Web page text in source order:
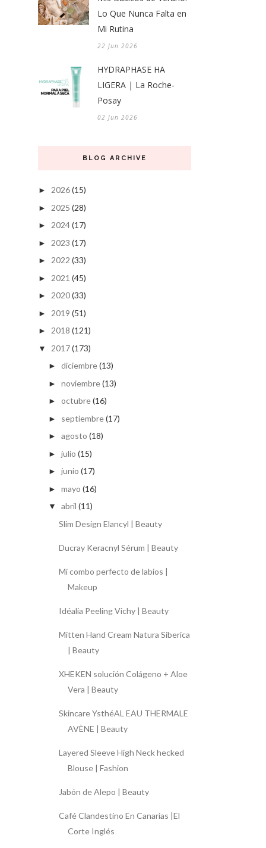
Lo Que Nunca Falta en
Mi Rutina
22 Jun 2026
HYDRAPHASE HA
LIGERA | La Roche-
Posay
02 Jun 2026
BLOG ARCHIVE
► 2026(15)
► 2025 (28)
► 2024(17)
► 2023 (17)
► 2022 (33)
► 2021 (45)
► 2020(33)
► 2019 (51)
► 2018 (121)
▼ 2017(173)
► diciembre(13)
► noviembre(13)
► octubre(16)
► septiembre(17)
► agosto (18)
► julio (15)
► junio (17)
► mayo (16)
▼ abril (11)
Slim Design Elancyl | Beauty
Ducray Keracnyl Sérum | Beauty
Mi combo perfecto de labios |
Makeup
Idéalia Peeling Vichy | Beauty
Mitten Hand Cream Natura Siberica
| Beauty
XHEKEN solución Colágeno + Aloe
Vera | Beauty
Skincare YsthéAL EAU THERMALE
AVÈNE | Beauty
Layered Sleeve High Neck hecked
Blouse | Fashion
Jabón de Alepo | Beauty
Café Clandestino En Canarias |El
Corte Inglés